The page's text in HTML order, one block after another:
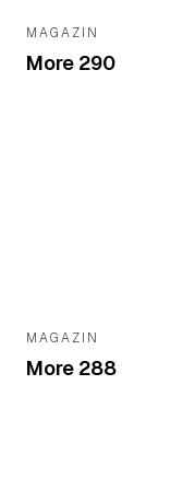
MAGAZIN
More 290
MAGAZIN
More 288